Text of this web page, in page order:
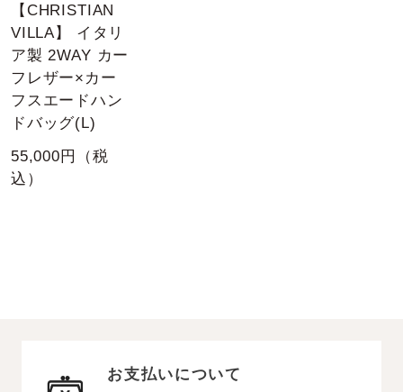
【CHRISTIAN
VILLA】 イタリ
ア製 2WAY カー
フレザー×カー
フスエードハン
ドバッグ(L)
55,000円（税
込）
お支払いについて